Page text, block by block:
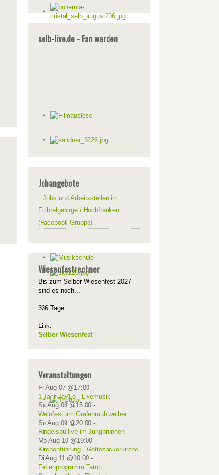
selb-live.de - Fan werden
Jobangebote
Jobs und Arbeitsstellen im
Fichtelgebirge / Hochfranken
(Facebook-Gruppe)
Wiesenfestrechner
Bis zum Selber Wiesenfest 2027
sind es noch...
336 Tage
Link:
Selber Wiesenfest
Veranstaltungen
Fr Aug 07 @17:00-
1 Jahr Jay'Lo - Livemusik
Sa Aug 08 @15:00-
Weinfest am Grafenmühlweiher
So Aug 09 @20:00-
Ringelspü live im Jungbrunnen
Mo Aug 10 @19:00-
Kirchenführung - Gottesackerkirche
Di Aug 11 @10:00-
Ferienprogramm Tatort